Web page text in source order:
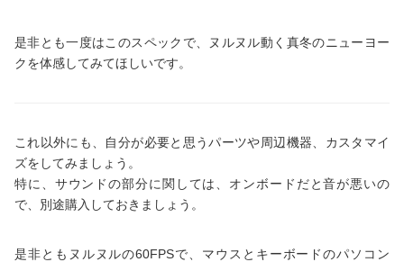
是非とも一度はこのスペックで、ヌルヌル動く真冬のニューヨー
クを体感してみてほしいです。
これ以外にも、自分が必要と思うパーツや周辺機器、カスタマイ
ズをしてみましょう。
特に、サウンドの部分に関しては、オンボードだと音が悪いの
で、別途購入しておきましょう。
是非ともヌルヌルの60FPSで、マウスとキーボードのパソコン